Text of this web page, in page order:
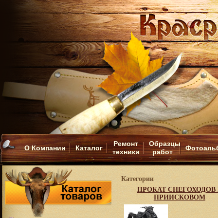
О Компании Каталог
Ремонт
техники
Образцы
работ
Категории
ПРОКАТ СНЕГОХОДОВ
ПРИИСКОВОМ